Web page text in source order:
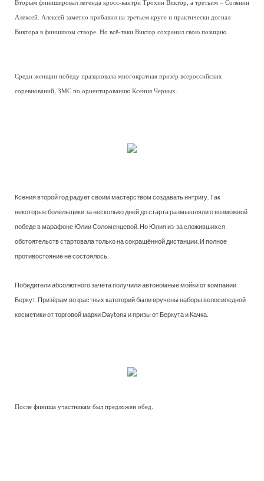
Вторым финишировал легенда кросс-кантри Трохин Виктор, а третьим – Солянин
Алексей. Алексей заметно прибавил на третьем круге и практически догнал
Виктора в финишном створе. Но всё-таки Виктор сохранил свою позицию.
Среди женщин победу праздновала многократная призёр всероссийских
соревнований, ЗМС по ориентированию Ксения Черных.
Ксения второй год радует своим мастерством создавать интригу. Так
некоторые болельщики за несколько дней до старта размышляли о возможной
победе в марафоне Юлии Соломенцевой. Но Юлия из-за сложившихся
обстоятельств стартовала только на сокращённой дистанции. И полное
противостояние не состоялось.
Победители абсолютного зачёта получили автономные мойки от компании
Беркут. Призёрам возрастных категорий были вручены наборы велосипедной
косметики от торговой марки Daytona и призы от Беркута и Качка.
После финиша участникам был предложен обед.